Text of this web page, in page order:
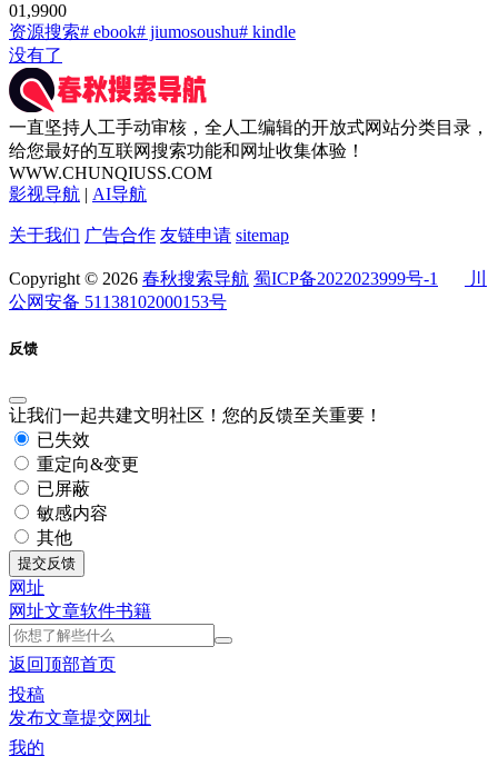
01,9900
资源搜索# ebook# jiumosoushu# kindle
没有了
一直坚持人工手动审核，全人工编辑的开放式网站分类目录，
给您最好的互联网搜索功能和网址收集体验！
WWW.CHUNQIUSS.COM
影视导航 | AI导航
关于我们 广告合作 友链申请 sitemap
Copyright © 2026 春秋搜索导航 蜀ICP备2022023999号-1
川
公网安备 51138102000153号
反馈
让我们一起共建文明社区！您的反馈至关重要！
已失效
重定向&变更
已屏蔽
敏感内容
其他
提交反馈
网址
网址文章软件书籍
返回顶部首页
投稿
发布文章提交网址
我的